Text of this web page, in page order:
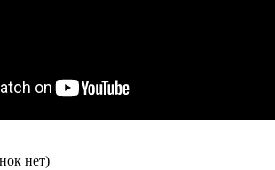
нет)